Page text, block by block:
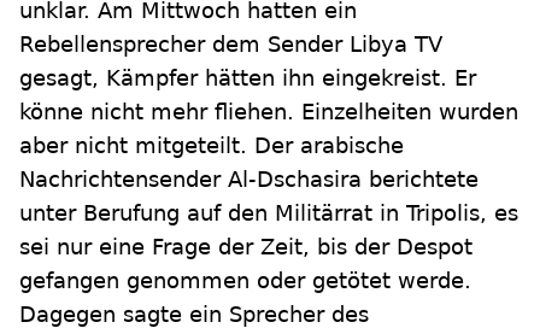
unklar. Am Mittwoch hatten ein
Rebellensprecher dem Sender Libya TV
gesagt, Kämpfer hätten ihn eingekreist. Er
könne nicht mehr fliehen. Einzelheiten wurden
aber nicht mitgeteilt. Der arabische
Nachrichtensender Al-Dschasira berichtete
unter Berufung auf den Militärrat in Tripolis, es
sei nur eine Frage der Zeit, bis der Despot
gefangen genommen oder getötet werde.
Dagegen sagte ein Sprecher des